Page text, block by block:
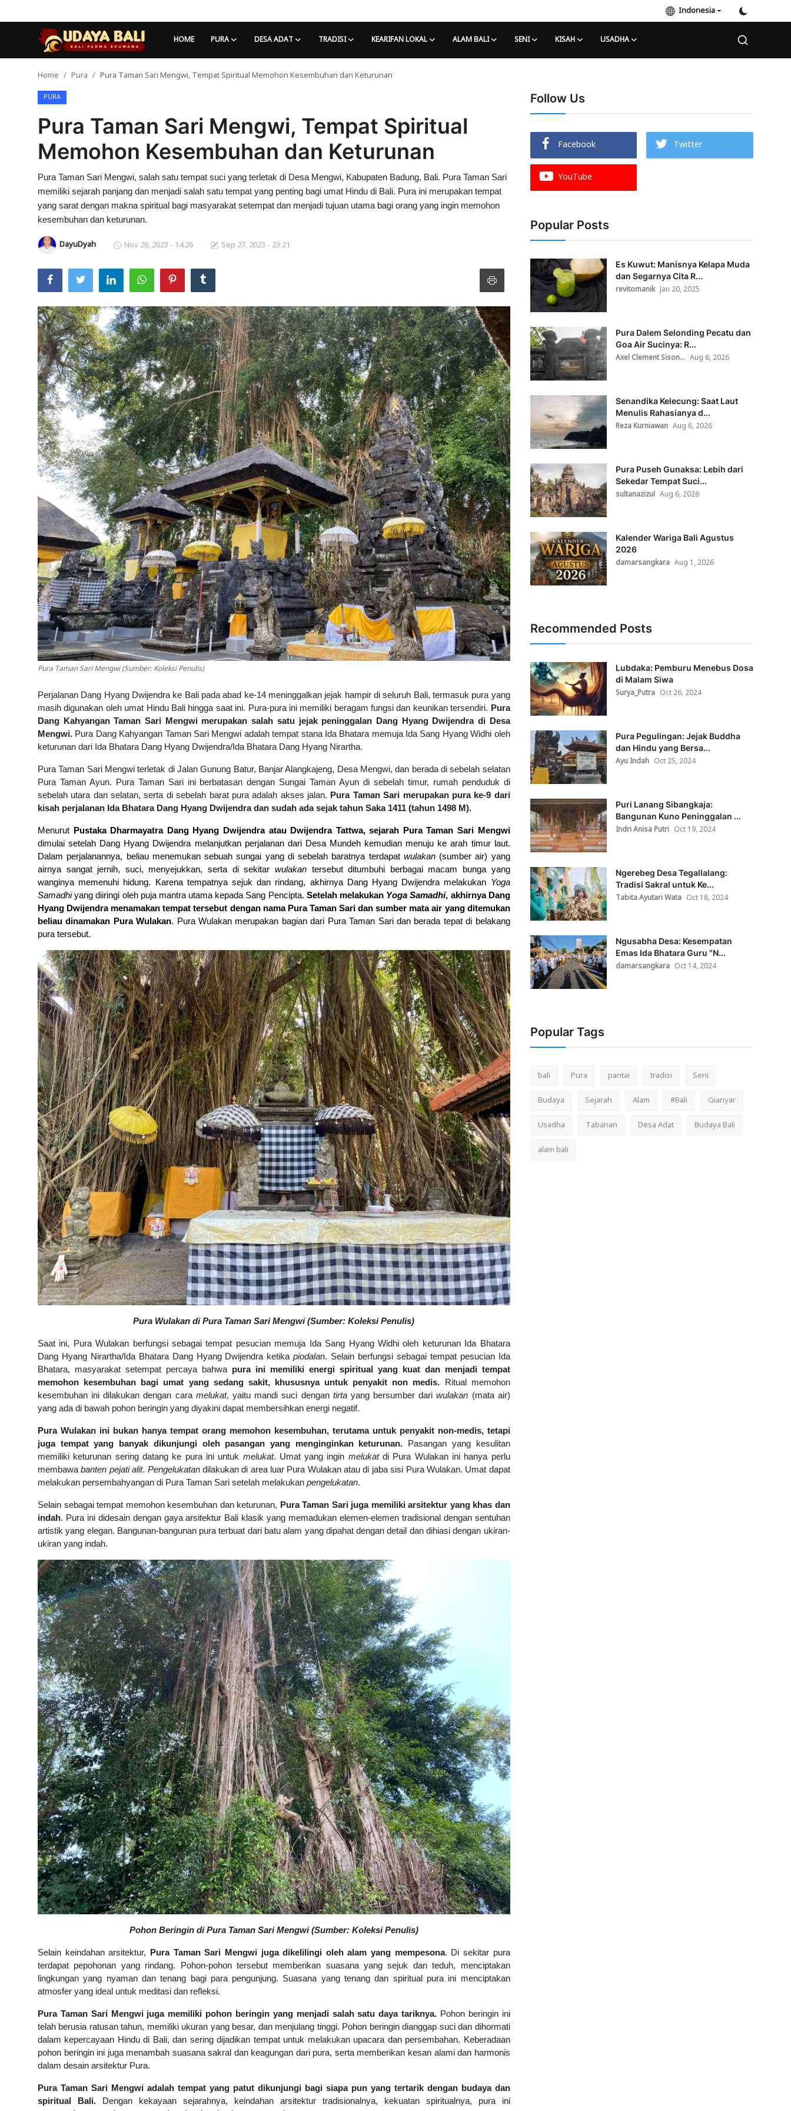
Indonesia
HOME PURA DESA ADAT TRADISI KEARIFAN LOKAL ALAM BALI SENI KISAH USADHA
Desa Adat
Kearifan lokal
Alam Bali
Indonesia
Home Pura Pura Taman Sari Mengwi, Tempat Spiritual Memohon Kesembuhan dan Keturunan
PURA
Pura Taman Sari Mengwi, Tempat Spiritual
Memohon Kesembuhan dan Keturunan
Pura Taman Sari Mengwi, salah satu tempat suci yang terletak di Desa Mengwi, Kabupaten Badung, Bali. Pura Taman Sari
memiliki sejarah panjang dan menjadi salah satu tempat yang penting bagi umat Hindu di Bali. Pura ini merupakan tempat
yang sarat dengan makna spiritual bagi masyarakat setempat dan menjadi tujuan utama bagi orang yang ingin memohon
kesembuhan dan keturunan.
DayuDyah Nov 26, 2023 - 14:26 Sep 27, 2023 - 23:21
Pura Taman Sari Mengwi (Sumber: Koleksi Penulis)
Perjalanan Dang Hyang Dwijendra ke Bali pada abad ke-14 meninggalkan jejak hampir di seluruh Bali, termasuk pura yang
masih digunakan oleh umat Hindu Bali hingga saat ini. Pura-pura ini memiliki beragam fungsi dan keunikan tersendiri. Pura
Dang Kahyangan Taman Sari Mengwi merupakan salah satu jejak peninggalan Dang Hyang Dwijendra di Desa
Mengwi. Pura Dang Kahyangan Taman Sari Mengwi adalah tempat stana Ida Bhatara memuja Ida Sang Hyang Widhi oleh
keturunan dari Ida Bhatara Dang Hyang Dwijendra/Ida Bhatara Dang Hyang Nirartha.
Pura Taman Sari Mengwi terletak di Jalan Gunung Batur, Banjar Alangkajeng, Desa Mengwi, dan berada di sebelah selatan
Pura Taman Ayun. Pura Taman Sari ini berbatasan dengan Sungai Taman Ayun di sebelah timur, rumah penduduk di
sebelah utara dan selatan, serta di sebelah barat pura adalah akses jalan. Pura Taman Sari merupakan pura ke-9 dari
kisah perjalanan Ida Bhatara Dang Hyang Dwijendra dan sudah ada sejak tahun Saka 1411 (tahun 1498 M).
Menurut Pustaka Dharmayatra Dang Hyang Dwijendra atau Dwijendra Tattwa, sejarah Pura Taman Sari Mengwi
dimulai setelah Dang Hyang Dwijendra melanjutkan perjalanan dari Desa Mundeh kemudian menuju ke arah timur laut.
Dalam perjalanannya, beliau menemukan sebuah sungai yang di sebelah baratnya terdapat wulakan(sumber air) yang
airnya sangat jernih, suci, menyejukkan, serta di sekitar wulakantersebut ditumbuhi berbagai macam bunga yang
wanginya memenuhi hidung.
Karena tempatnya sejuk dan rindang, akhirnya Dang Hyang Dwijendra melakukan Yoga
Samadhiyang diiringi oleh puja mantrautama kepada Sang Pencipta. Setelah melakukan Yoga Samadhi, akhirnya Dang
Hyang Dwijendra menamakan tempat tersebut dengan nama Pura Taman Sari dan sumber mata air yang ditemukan
beliau dinamakan Pura Wulakan. Pura Wulakan merupakan bagian dari Pura Taman Sari dan berada tepat di belakang
pura tersebut.
Pura Wulakan di Pura Taman Sari Mengwi (Sumber: Koleksi Penulis)
Saat ini, Pura Wulakan berfungsi sebagai tempat pesucian memuja Ida Sang Hyang Widhi oleh keturunan Ida Bhatara
Dang Hyang Nirartha/Ida Bhatara Dang Hyang Dwijendra ketikapiodalan. Selain berfungsi sebagai tempat pesucian Ida
Bhatara, masyarakat setempat percaya bahwa pura ini memiliki energi spiritual yang kuat dan menjadi tempat
memohon kesembuhan bagi umat yang sedang sakit, khususnya untuk penyakit non medis. Ritual memohon
kesembuhan ini dilakukan dengan cara melukat, yaitu mandi suci dengan tirtayang bersumber dariwulakan (mata air)
yang ada di bawah pohon beringin yang diyakini dapat membersihkan energi negatif.
Pura Wulakan ini bukan hanya tempat orang memohon kesembuhan, terutama untuk penyakit non-medis, tetapi
juga tempat yang banyak dikunjungi oleh pasangan yang menginginkan keturunan. Pasangan yang kesulitan
memiliki keturunan sering datang ke pura ini untuk melukat. Umat yang ingin melukatdi Pura Wulakan ini hanya perlu
membawabanten pejati alit. Pengelukatandilakukan di area luar Pura Wulakan atau di jaba sisi Pura Wulakan. Umat dapat
melakukan persembahyangan di Pura Taman Sari setelah melakukan pengelukatan.
Selain sebagai tempat memohon kesembuhan dan keturunan, Pura Taman Sari juga memiliki arsitektur yang khas dan
indah. Pura ini didesain dengan gaya arsitektur Bali klasik yang memadukan elemen-elemen tradisional dengan sentuhan
artistik yang elegan. Bangunan-bangunan pura terbuat dari batu alam yang dipahat dengan detail dan dihiasi dengan ukiran-
ukiran yang indah.
Pohon Beringin di Pura Taman Sari Mengwi (Sumber: Koleksi Penulis)
Selain keindahan arsitektur, Pura Taman Sari Mengwi juga dikelilingi oleh alam yang mempesona. Di sekitar pura
terdapat pepohonan yang rindang. Pohon-pohon tersebut memberikan suasana yang sejuk dan teduh, menciptakan
lingkungan yang nyaman dan tenang bagi para pengunjung. Suasana yang tenang dan spiritual pura ini menciptakan
atmosfer yang ideal untuk meditasi dan refleksi.
Pura Taman Sari Mengwi juga memiliki pohon beringin yang menjadi salah satu daya tariknya. Pohon beringin ini
telah berusia ratusan tahun, memiliki ukuran yang besar, dan menjulang tinggi. Pohon beringin dianggap suci dan dihormati
dalam kepercayaan Hindu di Bali, dan sering dijadikan tempat untuk melakukan upacara dan persembahan. Keberadaan
pohon beringin ini juga menambah suasana sakral dan keagungan dari pura, serta memberikan kesan alami dan harmonis
dalam desain arsitektur Pura.
Pura Taman Sari Mengwi adalah tempat yang patut dikunjungi bagi siapa pun yang tertarik dengan budaya dan
spiritual Bali. Dengan kekayaan sejarahnya, keindahan arsitektur tradisionalnya, kekuatan spiritualnya, pura ini
Follow Us
Facebook
Twitter
YouTube
Popular Posts
Es Kuwut: Manisnya Kelapa Muda
dan Segarnya Cita R...
revitomanik Jan 20, 2025
Pura Dalem Selonding Pecatu dan
Goa Air Sucinya: R...
Axel Clement Sison... Aug 6, 2026
Senandika Kelecung: Saat Laut
Menulis Rahasianya d...
Reza Kurniawan Aug 6, 2026
Pura Puseh Gunaksa: Lebih dari
Sekedar Tempat Suci...
sultanazizul Aug 6, 2026
Kalender Wariga Bali Agustus
2026
damarsangkara Aug 1, 2026
Recommended Posts
Lubdaka: Pemburu Menebus Dosa
di Malam Siwa
Surya_Putra Oct 26, 2024
Pura Pegulingan: Jejak Buddha
dan Hindu yang Bersa...
Ayu Indah Oct 25, 2024
Puri Lanang Sibangkaja:
Bangunan Kuno Peninggalan ...
Indri Anisa Putri Oct 19, 2024
Ngerebeg Desa Tegallalang:
Tradisi Sakral untuk Ke...
Tabita Ayutari Wata Oct 18, 2024
Ngusabha Desa: Kesempatan
Emas Ida Bhatara Guru "N...
damarsangkara Oct 14, 2024
Popular Tags
bali Pura pantai tradisi
Seni
Budaya
Sejarah Alam #Bali
Gianyar
Usadha
Tabanan Desa Adat
Budaya Bali
alam bali